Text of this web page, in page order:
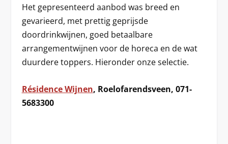
Het gepresenteerd aanbod was breed en
gevarieerd, met prettig geprijsde
doordrinkwijnen, goed betaalbare
arrangementwijnen voor de horeca en de wat
duurdere toppers. Hieronder onze selectie.
Résidence Wijnen, Roelofarendsveen, 071-
5683300